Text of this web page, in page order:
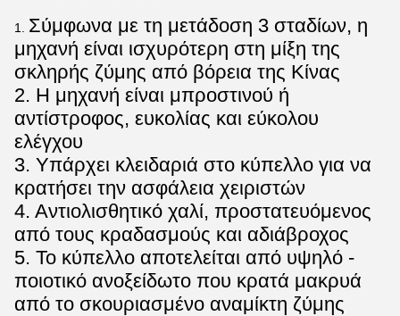
1. Σύμφωνα με τη μετάδοση 3 σταδίων, η
μηχανή είναι ισχυρότερη στη μίξη της
σκληρής ζύμης από βόρεια της Κίνας
2. Η μηχανή είναι μπροστινού ή
αντίστροφος, ευκολίας και εύκολου
ελέγχου
3. Υπάρχει κλειδαριά στο κύπελλο για να
κρατήσει την ασφάλεια χειριστών
4. Αντιολισθητικό χαλί, προστατευόμενος
από τους κραδασμούς και αδιάβροχος
5. Το κύπελλο αποτελείται από υψηλό -
ποιοτικό ανοξείδωτο που κρατά μακρυά
από το σκουριασμένο αναμίκτη ζύμης